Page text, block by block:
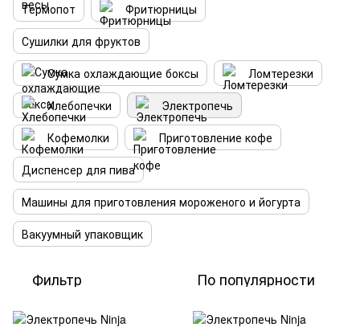
Термопот
Фритюрницы
Сушилки для фруктов
Сумка охлаждающие боксы
Ломтерезки
Хлебопечки
Электропечь
Кофемолки
Приготовление кофе
Диспенсер для пива
Машины для приготовления мороженого и йогурта
Вакуумный упаковщик
Фильтр По популярности